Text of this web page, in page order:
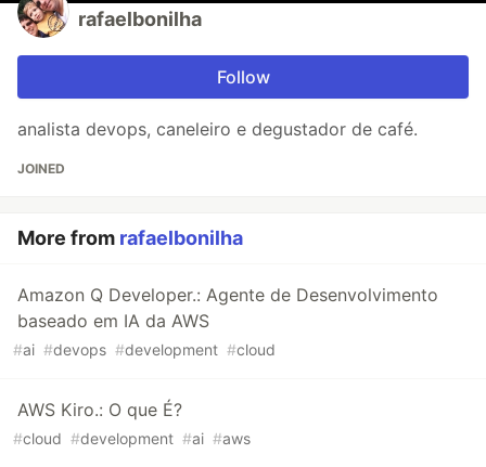
rafaelbonilha
Follow
analista devops, caneleiro e degustador de café.
JOINED
More from rafaelbonilha
Amazon Q Developer.: Agente de Desenvolvimento
baseado em IA da AWS
#ai #devops #development #cloud
AWS Kiro.: O que É?
#cloud #development #ai #aws